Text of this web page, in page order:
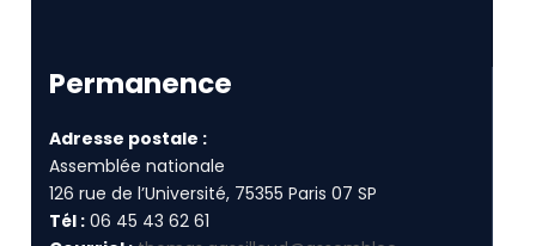
Permanence
Adresse postale :
Assemblée nationale
126 rue de l’Université, 75355 Paris 07 SP
Tél : 06 45 43 62 61